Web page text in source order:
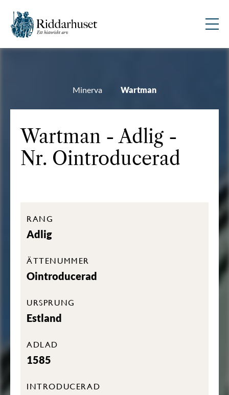
Minerva Wartman
Wartman - Adlig -
Nr. Ointroducerad
RANG
Adlig
ÄTTENUMMER
Ointroducerad
URSPRUNG
Estland
ADLAD
1585
INTRODUCERAD